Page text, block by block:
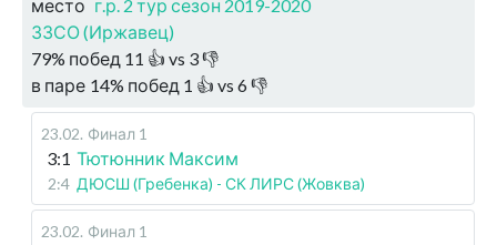
место г.р. 2 тур сезон 2019-2020
ЗЗСО (Иржавец)
79% побед 11 👍 vs 3👎
в паре 14% побед 1 👍 vs 6👎
23.02. Финал 1
3:1 Тютюнник Максим
2:4 ДЮСШ (Гребенка) - СК ЛИРС (Жовква)
23.02. Финал 1